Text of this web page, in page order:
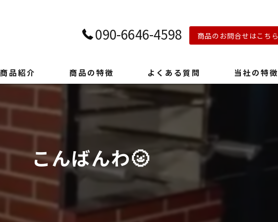
090-6646-4598 商品のお問合せはこちら
商品紹介 商品の特徴 よくある質問 当社の特徴
おしゃれ
こんばんわ🌝